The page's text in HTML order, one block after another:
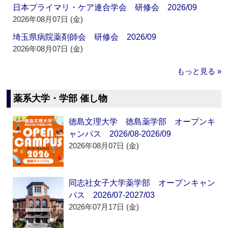
日本プライマリ・ケア連合学会 研修会 2026/09
2026年08月07日 (金)
埼玉県病院薬剤師会 研修会 2026/09
2026年08月07日 (金)
もっと見る »
薬系大学・学部 催し物
徳島文理大学 徳島薬学部 オープンキ
ャンパス 2026/08-2026/09
2026年08月07日 (金)
同志社女子大学薬学部 オープンキャン
パス 2026/07-2027/03
2026年07月17日 (金)